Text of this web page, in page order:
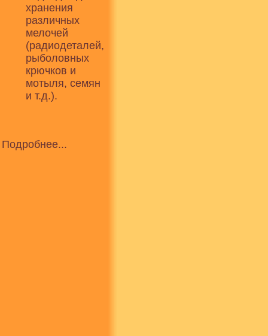
хранения
различных
мелочей
(радиодеталей,
рыболовных
крючков и
мотыля, семян
и т.д.).
Подробнее...